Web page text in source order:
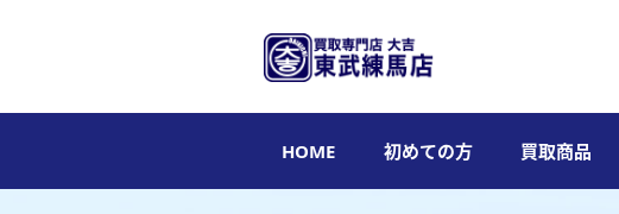
HOME 初めての方 買取商品